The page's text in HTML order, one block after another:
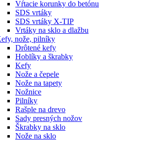
Vŕtacie korunky do betónu
SDS vrtáky
SDS vrtáky X-TIP
Vrtáky na sklo a dlažbu
nože, pilníky
Drôtené kefy
Hoblíky a škrabky
Kefy
Nože a čepele
Nože na tapety
Nožnice
Pilníky
Rašple na drevo
Sady presných nožov
Škrabky na sklo
Nože na sklo